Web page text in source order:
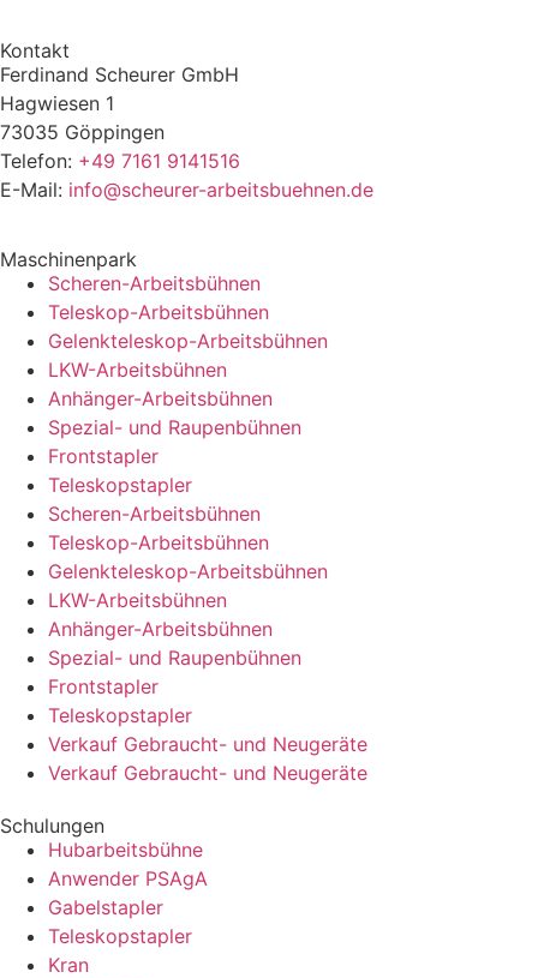
Kontakt
Ferdinand Scheurer GmbH
Hagwiesen 1
73035 Göppingen
Telefon: +49 7161 9141516
E-Mail: info@scheurer-arbeitsbuehnen.de
Maschinenpark
Scheren-Arbeitsbühnen
Teleskop-Arbeitsbühnen
Gelenkteleskop-Arbeitsbühnen
LKW-Arbeitsbühnen
Anhänger-Arbeitsbühnen
Spezial- und Raupenbühnen
Frontstapler
Teleskopstapler
Scheren-Arbeitsbühnen
Teleskop-Arbeitsbühnen
Gelenkteleskop-Arbeitsbühnen
LKW-Arbeitsbühnen
Anhänger-Arbeitsbühnen
Spezial- und Raupenbühnen
Frontstapler
Teleskopstapler
Verkauf Gebraucht- und Neugeräte
Verkauf Gebraucht- und Neugeräte
Schulungen
Hubarbeitsbühne
Anwender PSAgA
Gabelstapler
Teleskopstapler
Kran